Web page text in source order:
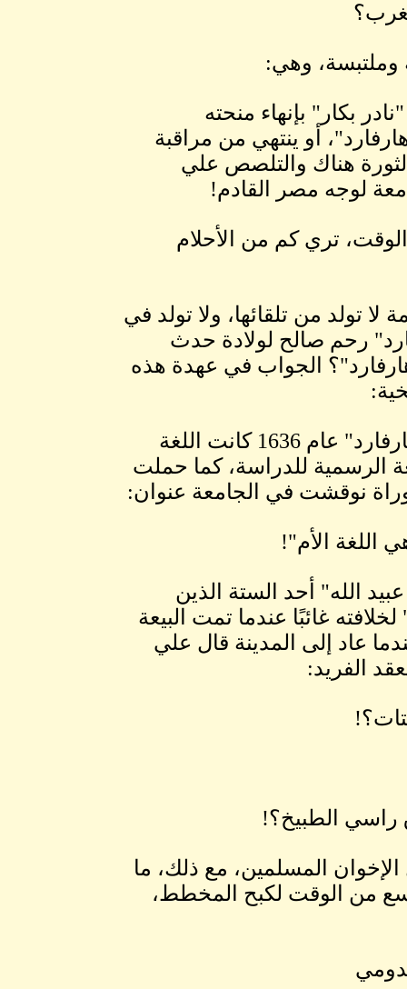
وملتبسة، وهي:
بكار" بإنهاء منحته
أو ينتهي من مراقبة
هناك والتلصص علي
لوجه مصر القادم!
تري كم من الأحلام
لا تولد من تلقائها، ولا تولد في
رحم صالح لولادة حدث
الجواب في عهدة هذه
عند تأسيس "هارفارد" عام 1636 كانت اللغة
الرسمية للدراسة، كما حملت
نوقشت في الجامعة عنوان:
اللغة الأم"!
الله" أحد الستة الذين
غائبًا عندما تمت البيعة
عاد إلى المدينة قال علي
الفريد:
راسي الطبيخ؟!
الإخوان المسلمين، مع ذلك، ما
من الوقت لكبح المخطط،